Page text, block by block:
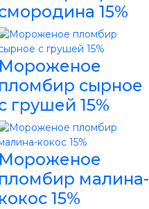
15%
сырное
грушей 15%
малина-
15%